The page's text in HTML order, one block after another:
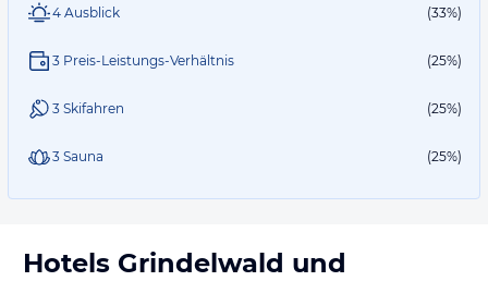
4 Ausblick (33%)
3 Preis-Leistungs-Verhältnis (25%)
3 Skifahren (25%)
3 Sauna (25%)
Hotels Grindelwald und